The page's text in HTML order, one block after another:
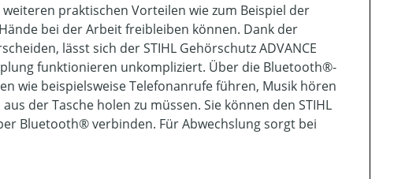
praktischen Vorteilen wie zum Beispiel der
bei der Arbeit freibleiben können. Dank der
lässt sich der STIHL Gehörschutz ADVANCE
funktionieren unkompliziert. Über die Bluetooth®-
wie beispielsweise Telefonanrufe führen, Musik hören
der Tasche holen zu müssen. Sie können den STIHL
Bluetooth® verbinden. Für Abwechslung sorgt bei